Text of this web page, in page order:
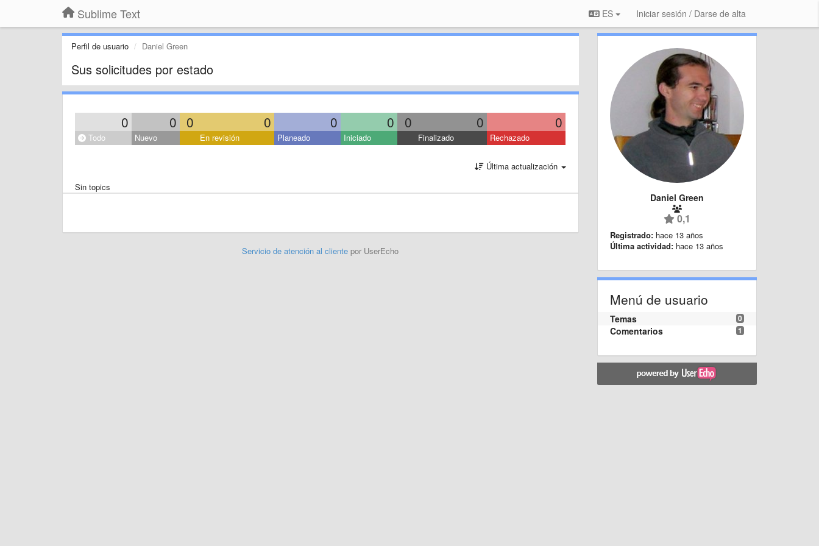
Sublime Text ES Iniciar sesión / Darse de alta
Perfil de usuario Daniel Green
Sus solicitudes por estado
0 0 0 0 0 0 0 0 0
Todo Nuevo En revisión Planeado Iniciado Finalizado Rechazado
Última actualización
Sin topics
Servicio de atención al clientepor UserEcho
Daniel Green
0,1
Registrado: hace 13 años
Última actividad: hace 13 años
Menú de usuario
0
Temas
1
Comentarios